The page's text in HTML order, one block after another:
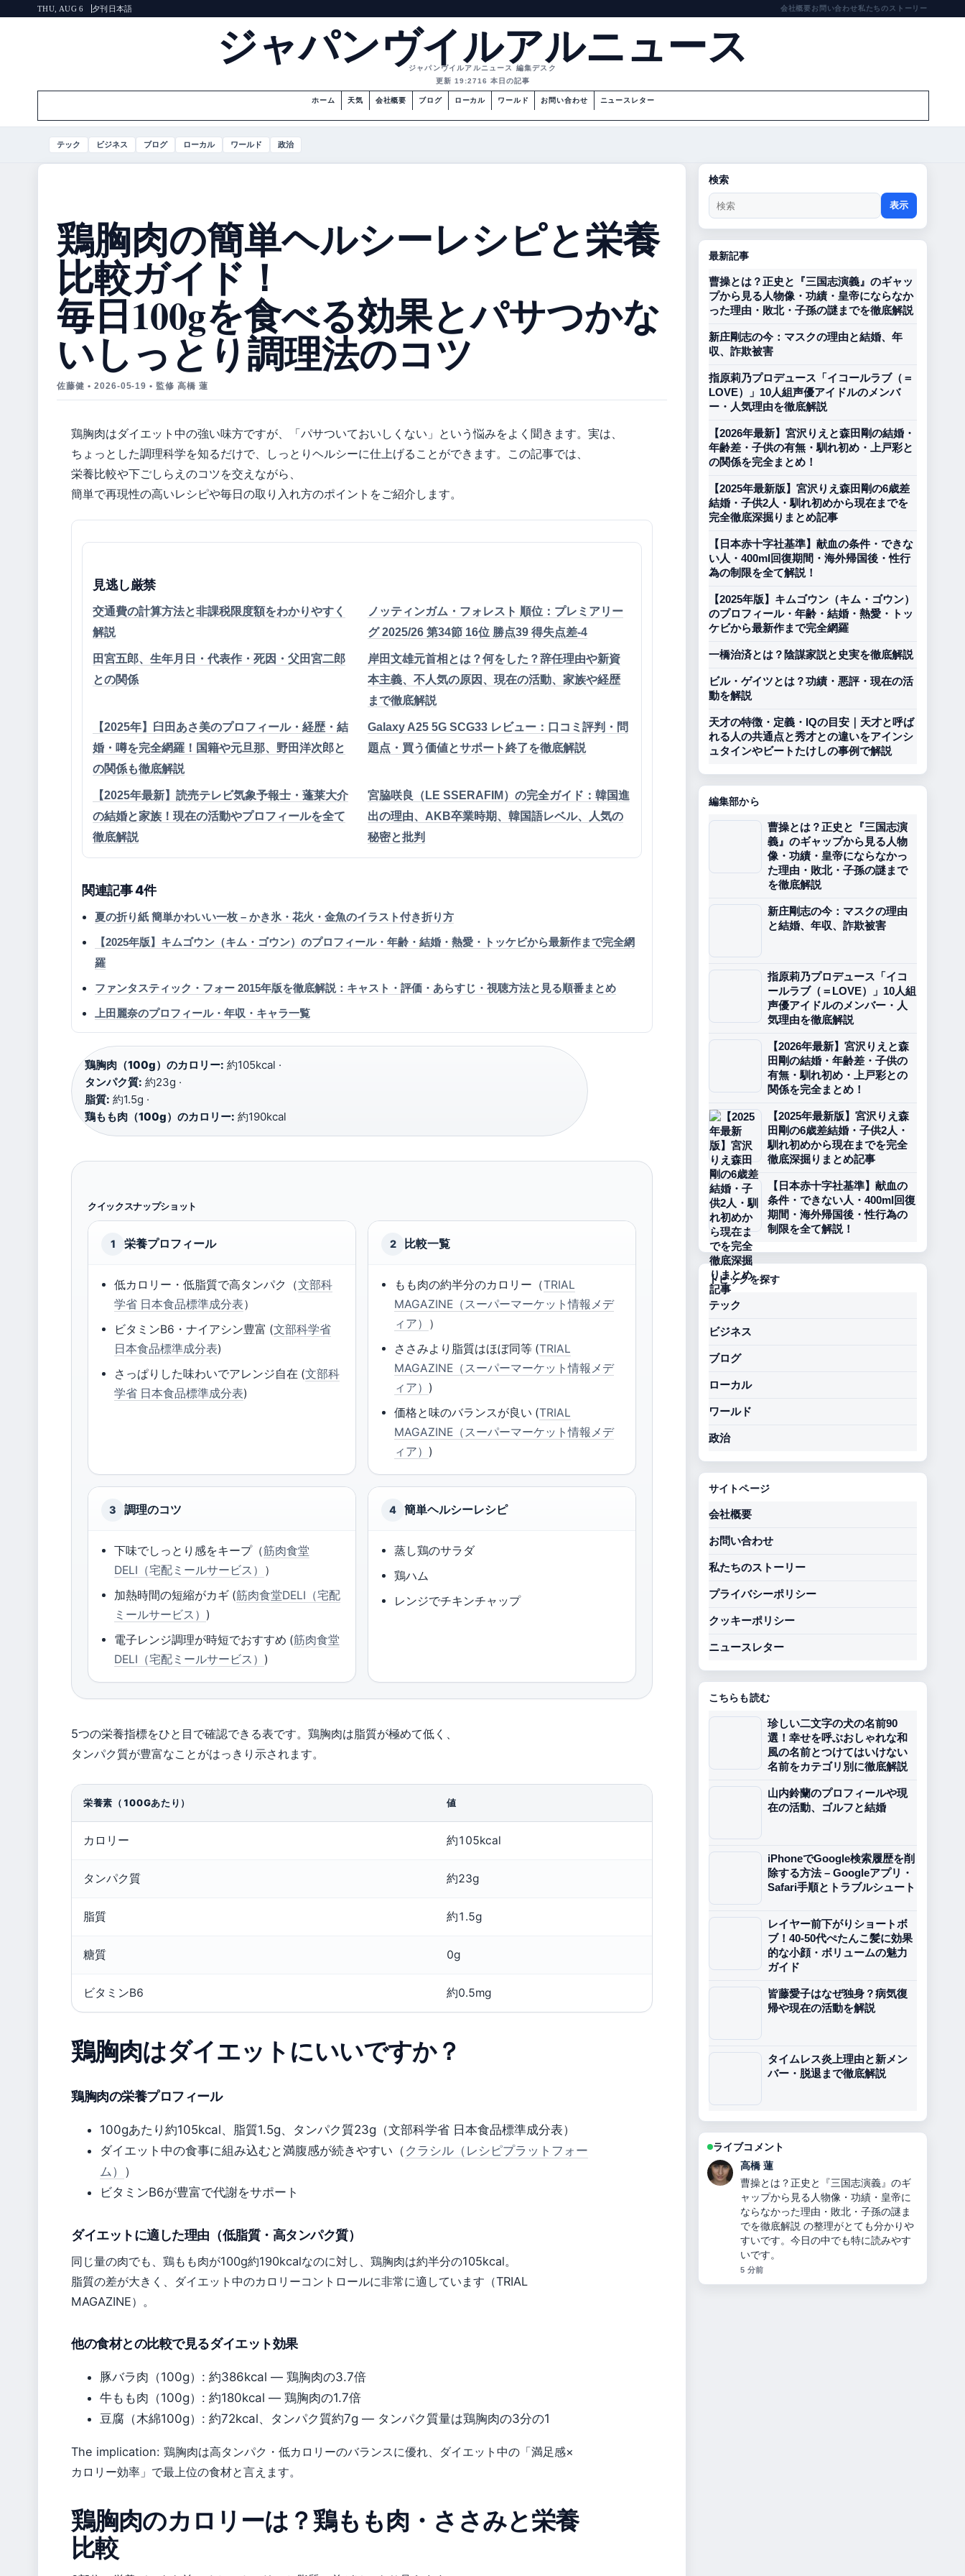
THU, AUG 6 夕刊 日本語 会社概要お問い合わせ私たちのストーリー
ジャパンヴイルアルニュース
ジャパンヴイルアルニュース 編集デスク
更新 19:2716 本日の記事
ホーム 天気 会社概要 ブログ ローカル ワールド お問い合わせ ニュースレター
テック ビジネス ブログ ローカル ワールド 政治
鶏胸肉の簡単ヘルシーレシピと栄養
比較ガイド！
毎日100gを食べる効果とパサつかな
いしっとり調理法のコツ
佐藤健 • 2026-05-19 • 監修 高橋 蓮
鶏胸肉はダイエット中の強い味方ですが、「パサついておいしくない」という悩みをよく聞きます。実は、
ちょっとした調理科学を知るだけで、しっとりヘルシーに仕上げることができます。この記事では、
栄養比較や下ごしらえのコツを交えながら、
簡単で再現性の高いレシピや毎日の取り入れ方のポイントをご紹介します。
見逃し厳禁
交通費の計算方法と非課税限度額をわかりやすく
解説
ノッティンガム・フォレスト 順位：プレミアリー
グ 2025/26 第34節 16位 勝点39 得失点差-4
田宮五郎、生年月日・代表作・死因・父田宮二郎
との関係
岸田文雄元首相とは？何をした？辞任理由や新資
本主義、不人気の原因、現在の活動、家族や経歴
まで徹底解説
【2025年】臼田あさ美のプロフィール・経歴・結
婚・噂を完全網羅！国籍や元旦那、野田洋次郎と
の関係も徹底解説
Galaxy A25 5G SCG33 レビュー：口コミ評判・問
題点・買う価値とサポート終了を徹底解説
【2025年最新】読売テレビ気象予報士・蓬莱大介
の結婚と家族！現在の活動やプロフィールを全て
徹底解説
宮脇咲良（LE SSERAFIM）の完全ガイド：韓国進
出の理由、AKB卒業時期、韓国語レベル、人気の
秘密と批判
関連記事 4件
夏の折り紙 簡単かわいい一枚 – かき氷・花火・金魚のイラスト付き折り方
【2025年版】キムゴウン（キム・ゴウン）のプロフィール・年齢・結婚・熱愛・トッケビから最新作まで完全網
羅
ファンタスティック・フォー 2015年版を徹底解説：キャスト・評価・あらすじ・視聴方法と見る順番まとめ
上田麗奈のプロフィール・年収・キャラ一覧
鶏胸肉（100g）のカロリー: 約105kcal ·
タンパク質: 約23g ·
脂質: 約1.5g ·
鶏もも肉（100g）のカロリー: 約190kcal
クイックスナップショット
1 栄養プロフィール
低カロリー・低脂質で高タンパク（文部科
学省 日本食品標準成分表）
ビタミンB6・ナイアシン豊富 (文部科学省
日本食品標準成分表)
さっぱりした味わいでアレンジ自在 (文部科
学省 日本食品標準成分表)
2 比較一覧
もも肉の約半分のカロリー（TRIAL
MAGAZINE（スーパーマーケット情報メデ
ィア） ）
ささみより脂質はほぼ同等 (TRIAL
MAGAZINE（スーパーマーケット情報メデ
ィア） )
価格と味のバランスが良い (TRIAL
MAGAZINE（スーパーマーケット情報メデ
ィア） )
3 調理のコツ
下味でしっとり感をキープ（筋肉食堂
DELI（宅配ミールサービス） ）
加熱時間の短縮がカギ (筋肉食堂DELI（宅配
ミールサービス） )
電子レンジ調理が時短でおすすめ (筋肉食堂
DELI（宅配ミールサービス） )
4 簡単ヘルシーレシピ
蒸し鶏のサラダ
鶏ハム
レンジでチキンチャップ
5つの栄養指標をひと目で確認できる表です。鶏胸肉は脂質が極めて低く、
タンパク質が豊富なことがはっきり示されます。
栄養素（100Gあたり） 値
カロリー 約105kcal
タンパク質 約23g
脂質 約1.5g
糖質 0g
ビタミンB6 約0.5mg
鶏胸肉はダイエットにいいですか？
鶏胸肉の栄養プロフィール
100gあたり約105kcal、脂質1.5g、タンパク質23g（文部科学省 日本食品標準成分表）
ダイエット中の食事に組み込むと満腹感が続きやすい（ クラシル（レシピプラットフォー
ム） ）
ビタミンB6が豊富で代謝をサポート
ダイエットに適した理由（低脂質・高タンパク質）
同じ量の肉でも、鶏もも肉が100g約190kcalなのに対し、鶏胸肉は約半分の105kcal。
脂質の差が大きく、ダイエット中のカロリーコントロールに非常に適しています（TRIAL
MAGAZINE）。
他の食材との比較で見るダイエット効果
豚バラ肉（100g）: 約386kcal — 鶏胸肉の3.7倍
牛もも肉（100g）: 約180kcal — 鶏胸肉の1.7倍
豆腐（木綿100g）: 約72kcal、タンパク質約7g — タンパク質量は鶏胸肉の3分の1
The implication: 鶏胸肉は高タンパク・低カロリーのバランスに優れ、ダイエット中の「満足感×
カロリー効率」で最上位の食材と言えます。
鶏胸肉のカロリーは？鶏もも肉・ささみと栄養
比較
検索
表示
最新記事
曹操とは？正史と『三国志演義』のギャッ
プから見る人物像・功績・皇帝にならなか
った理由・敗北・子孫の謎までを徹底解説
新庄剛志の今：マスクの理由と結婚、年
収、詐欺被害
指原莉乃プロデュース「イコールラブ（＝
LOVE）」10人組声優アイドルのメンバ
ー・人気理由を徹底解説
【2026年最新】宮沢りえと森田剛の結婚・
年齢差・子供の有無・馴れ初め・上戸彩と
の関係を完全まとめ！
【2025年最新版】宮沢りえ森田剛の6歳差
結婚・子供2人・馴れ初めから現在までを
完全徹底深掘りまとめ記事
【日本赤十字社基準】献血の条件・できな
い人・400ml回復期間・海外帰国後・性行
為の制限を全て解説！
【2025年版】キムゴウン（キム・ゴウン）
のプロフィール・年齢・結婚・熱愛・トッ
ケビから最新作まで完全網羅
一橋治済とは？陰謀家説と史実を徹底解説
ビル・ゲイツとは？功績・悪評・現在の活
動を解説
天才の特徴・定義・IQの目安｜天才と呼ば
れる人の共通点と秀才との違いをアインシ
ュタインやビートたけしの事例で解説
編集部から
曹操とは？正史と『三国志演
義』のギャップから見る人物
像・功績・皇帝にならなかっ
た理由・敗北・子孫の謎まで
を徹底解説
新庄剛志の今：マスクの理由
と結婚、年収、詐欺被害
指原莉乃プロデュース「イコ
ールラブ（＝LOVE）」10人組
声優アイドルのメンバー・人
気理由を徹底解説
【2026年最新】宮沢りえと森
田剛の結婚・年齢差・子供の
有無・馴れ初め・上戸彩との
関係を完全まとめ！
【2025年最新版】宮沢りえ森
田剛の6歳差結婚・子供2人・
馴れ初めから現在までを完全
徹底深掘りまとめ記事
【日本赤十字社基準】献血の
条件・できない人・400ml回復
期間・海外帰国後・性行為の
制限を全て解説！
トピックを探す
テック
ビジネス
ブログ
ローカル
ワールド
政治
サイトページ
会社概要
お問い合わせ
私たちのストーリー
プライバシーポリシー
クッキーポリシー
ニュースレター
こちらも読む
珍しい二文字の犬の名前90
選！幸せを呼ぶおしゃれな和
風の名前とつけてはいけない
名前をカテゴリ別に徹底解説
山内鈴蘭のプロフィールや現
在の活動、ゴルフと結婚
iPhoneでGoogle検索履歴を削
除する方法 – Googleアプリ・
Safari手順とトラブルシュート
レイヤー前下がりショートボ
ブ！40-50代ぺたんこ髪に効果
的な小顔・ボリュームの魅力
ガイド
皆藤愛子はなぜ独身？病気復
帰や現在の活動を解説
タイムレス炎上理由と新メン
バー・脱退まで徹底解説
ライブコメント
佐藤 遥
新庄剛志の今：マスクの理由と結婚、
年収、詐欺被害 を追っていますが、こ
の解説は落ち着いていて信頼できま
す。
7 分前